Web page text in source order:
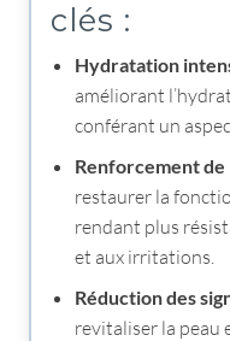
clés :
Hydratation
améliorant
conférant un
Renforcement
restaurer la
rendant plus
et aux irritations.
Réduction des
revitaliser la peau